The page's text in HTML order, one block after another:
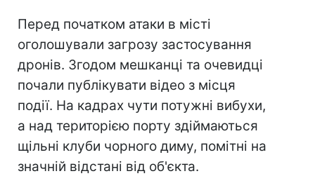
Перед початком атаки в місті
оголошували загрозу застосування
дронів. Згодом мешканці та очевидці
почали публікувати відео з місця
події. На кадрах чути потужні вибухи,
а над територією порту здіймаються
щільні клуби чорного диму, помітні на
значній відстані від об'єкта.